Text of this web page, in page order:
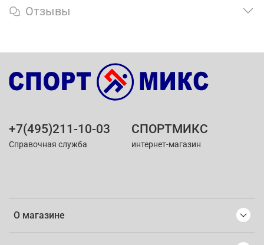
Отзывы
О магазине
+7(495)211-10-03
Справочная служба
СПОРТМИКС
интернет-магазин